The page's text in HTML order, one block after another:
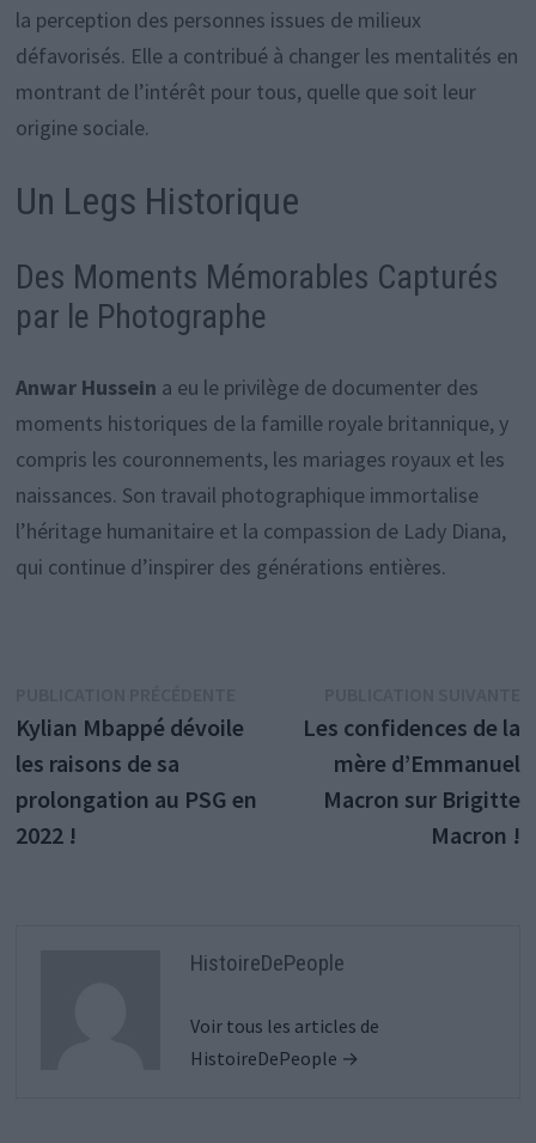
la perception des personnes issues de milieux
défavorisés. Elle a contribué à changer les mentalités en
montrant de l’intérêt pour tous, quelle que soit leur
origine sociale.
Un Legs Historique
Des Moments Mémorables Capturés
par le Photographe
Anwar Hussein a eu le privilège de documenter des
moments historiques de la famille royale britannique, y
compris les couronnements, les mariages royaux et les
naissances. Son travail photographique immortalise
l’héritage humanitaire et la compassion de Lady Diana,
qui continue d’inspirer des générations entières.
de
l’article
précédente :
Kylian Mbappé dévoile
les raisons de sa
prolongation au PSG en
2022 !
Les confidences de la
mère d’Emmanuel
Macron sur Brigitte
Macron !
HistoireDePeople
Voir tous les articles de
HistoireDePeople →